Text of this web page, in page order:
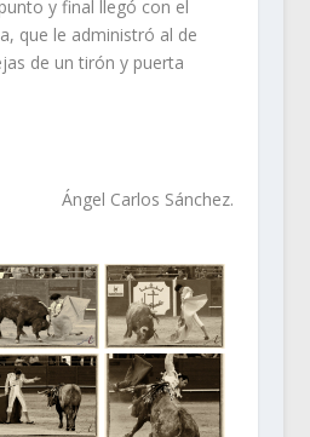
y final llegó con el
que le administró al de
de un tirón y puerta
Ángel Carlos Sánchez.